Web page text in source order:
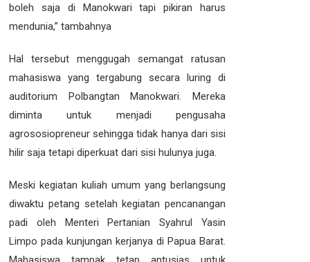
boleh saja di Manokwari tapi pikiran harus
mendunia,” tambahnya
Hal tersebut menggugah semangat ratusan
mahasiswa yang tergabung secara luring di
auditorium Polbangtan Manokwari. Mereka
diminta untuk menjadi pengusaha
agrososiopreneur sehingga tidak hanya dari sisi
hilir saja tetapi diperkuat dari sisi hulunya juga.
Meski kegiatan kuliah umum yang berlangsung
diwaktu petang setelah kegiatan pencanangan
padi oleh Menteri Pertanian Syahrul Yasin
Limpo pada kunjungan kerjanya di Papua Barat.